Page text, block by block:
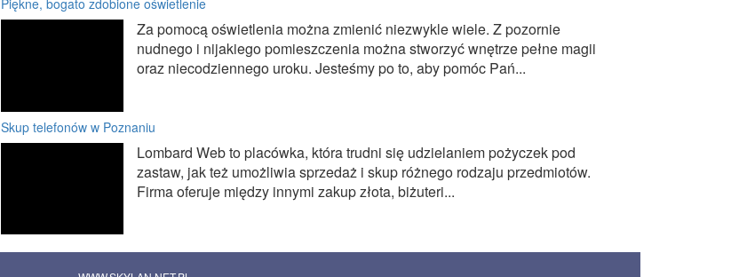
Piękne, bogato zdobione oświetlenie
Za pomocą oświetlenia można zmienić niezwykle wiele. Z pozornie
nudnego i nijakiego pomieszczenia można stworzyć wnętrze pełne magii
oraz niecodziennego uroku. Jesteśmy po to, aby pomóc Pań...
Skup telefonów w Poznaniu
Lombard Web to placówka, która trudni się udzielaniem pożyczek pod
zastaw, jak też umożliwia sprzedaż i skup różnego rodzaju przedmiotów.
Firma oferuje między innymi zakup złota, biżuteri...